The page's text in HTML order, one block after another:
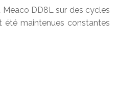
Meaco DD8L sur des cycles
maintenues constantes